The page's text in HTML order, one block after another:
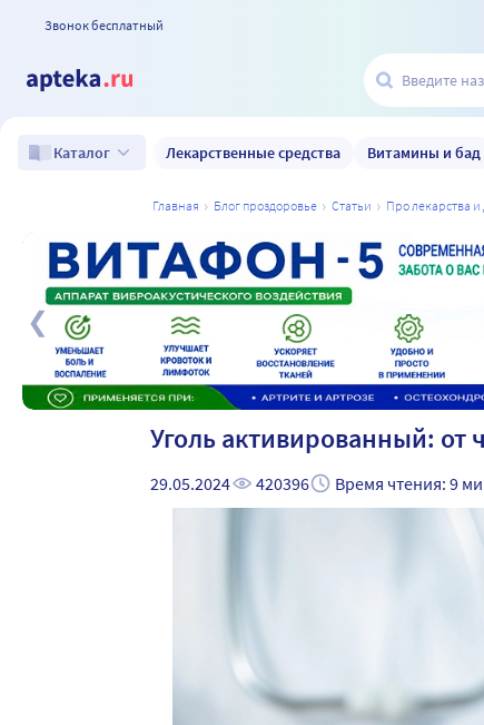
Звонок бесплатный
Каталог Лекарственные средства Витамины и бад
главная блог проздоровье статьи про лекарства
Уголь активированный: от
29.05.2024 420396 Время чтения: 9